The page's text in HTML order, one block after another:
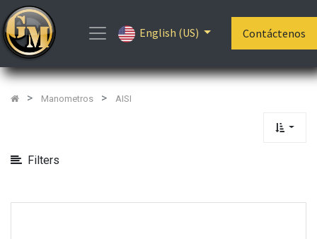
English (US) Contáctenos
Manometros AISI
Filters
Show
Categories